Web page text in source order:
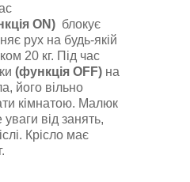
ON) блокує
рух на будь-якій
20 кг. Під час
(функція OFF) на
його вільно
кімнатою. Малюк
від занять,
Крісло має